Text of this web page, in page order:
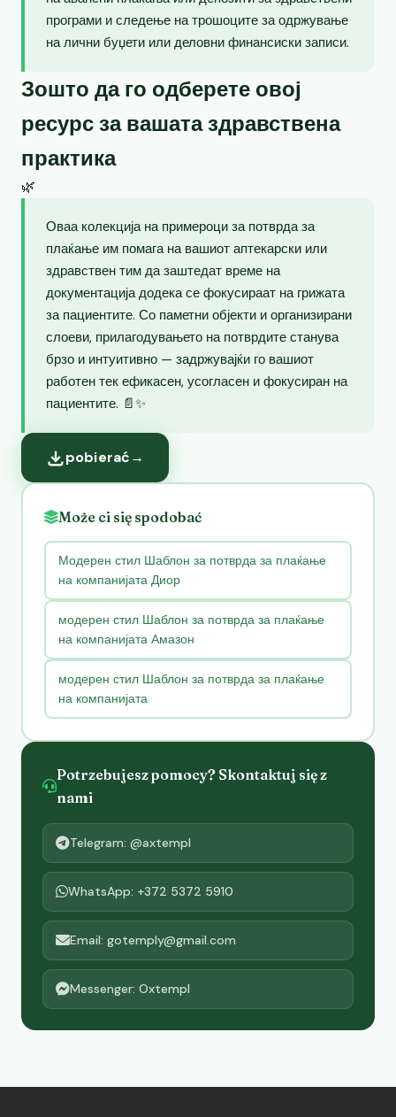
програми и следење на трошоците за одржување
на лични буџети или деловни финансиски записи.
Зошто да го одберете овој
ресурс за вашата здравствена
практика
🌿
Оваа колекција на примероци за потврда за
плаќање им помага на вашиот аптекарски или
здравствен тим да заштедат време на
документација додека се фокусираат на грижата
за пациентите. Со паметни објекти и организирани
слоеви, прилагодувањето на потврдите станува
брзо и интуитивно — задржувајќи го вашиот
работен тек ефикасен, усогласен и фокусиран на
пациентите. 📄✨
pobierać→
Może ci się spodobać
Модерен стил Шаблон за потврда за плаќање
на компанијата Диор
модерен стил Шаблон за потврда за плаќање
на компанијата Амазон
модерен стил Шаблон за потврда за плаќање
на компанијата
Potrzebujesz pomocy? Skontaktuj się z
nami
Telegram: @axtempl
WhatsApp: +372 5372 5910
Email: gotemply@gmail.com
Messenger: Oxtempl